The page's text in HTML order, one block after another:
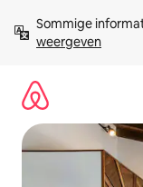
direct
naar
Sommige
weergeven